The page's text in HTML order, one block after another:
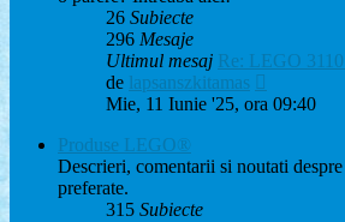
26 Subiecte
296 Mesaje
Ultimul mesaj Re: LEGO
de lapsanszkitamas
ultimul
Mie, 11 Iunie '25, ora 09:40
Produse LEGO®
Descrieri, comentarii si noutati
preferate.
315 Subiecte